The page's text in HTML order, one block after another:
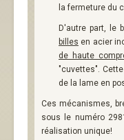
la fermeture du
D'autre part, le
billes en acier
de haute
"cuvettes".
de la lame en
Ces mécanismes,
sous le numéro
réalisation unique!